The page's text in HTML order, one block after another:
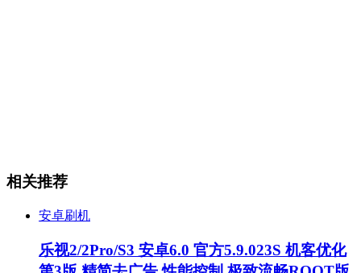
相关推荐
安卓刷机
乐视2/2Pro/S3 安卓6.0 官方5.9.023S 机客优化